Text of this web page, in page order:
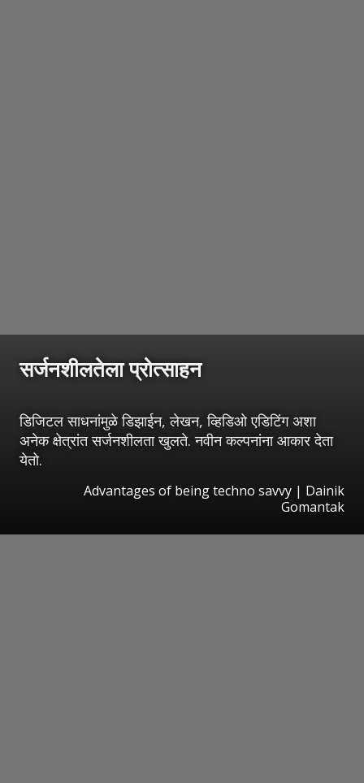
सर्जनशीलतेला प्रोत्साहन
डिजिटल साधनांमुळे डिझाईन, लेखन, व्हिडिओ एडिटिंग अशा
अनेक क्षेत्रांत सर्जनशीलता खुलते. नवीन कल्पनांना आकार देता
येतो.
Advantages of being techno savvy | Dainik
Gomantak